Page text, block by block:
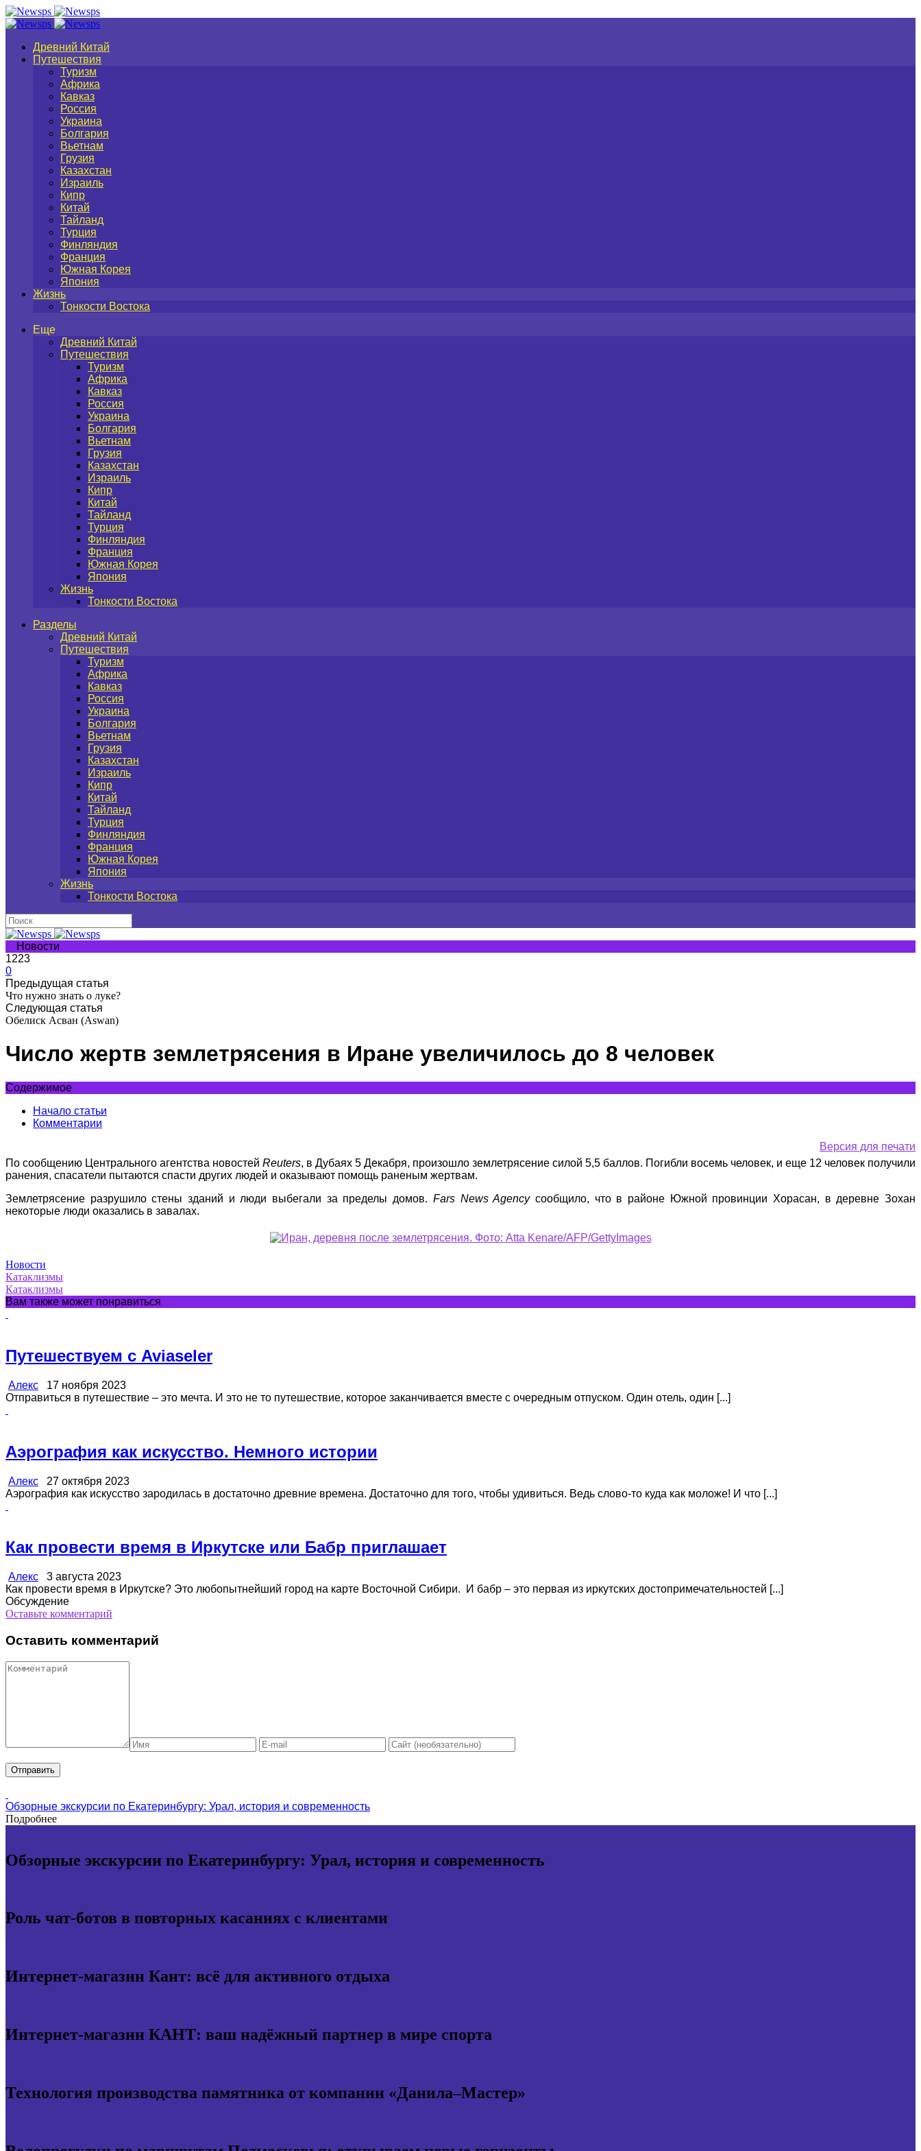
Древний Китай
Путешествия
Туризм
Африка
Кавказ
Россия
Украина
Болгария
Вьетнам
Грузия
Казахстан
Израиль
Кипр
Китай
Тайланд
Турция
Финляндия
Франция
Южная Корея
Япония
Жизнь
Тонкости Востока
Еще
Древний Китай
Путешествия
Туризм
Африка
Кавказ
Россия
Украина
Болгария
Вьетнам
Грузия
Казахстан
Израиль
Кипр
Китай
Тайланд
Турция
Финляндия
Франция
Южная Корея
Япония
Жизнь
Тонкости Востока
Разделы
Древний Китай
Путешествия
Туризм
Африка
Кавказ
Россия
Украина
Болгария
Вьетнам
Грузия
Казахстан
Израиль
Кипр
Китай
Тайланд
Турция
Финляндия
Франция
Южная Корея
Япония
Жизнь
Тонкости Востока
Новости
1223
0
Предыдущая статья
Что нужно знать о луке?
Следующая статья
Обелиск Асван (Aswan)
Число жертв землетрясения в Иране увеличилось до 8 человек
Содержимое
Начало статьи
Комментарии
Версия для печати
По сообщению Центрального агентства новостей Reuters, в Дубаях 5 Декабря, произошло землетрясение силой 5,5 баллов. Погибли восемь человек, и еще 12 человек получили
ранения, спасатели пытаются спасти других людей и оказывают помощь раненым жертвам.
Землетрясение разрушило стены зданий и люди выбегали за пределы домов. Fars News Agencyсообщило, что в районе Южной провинции Хорасан, в деревне Зохан
некоторые люди оказались в завалах.
Новости
Катаклизмы
Катаклизмы
Вам также может понравиться
Путешествуем с Aviaseler
Алекс 17 ноября 2023
Отправиться в путешествие – это мечта. И это не то путешествие, которое заканчивается вместе с очередным отпуском. Один отель, один [...]
Аэрография как искусство. Немного истории
Алекс 27 октября 2023
Аэрография как искусство зародилась в достаточно древние времена. Достаточно для того, чтобы удивиться. Ведь слово-то куда как моложе! И что [...]
Как провести время в Иркутске или Бабр приглашает
Алекс 3 августа 2023
Как провести время в Иркутске? Это любопытнейший город на карте Восточной Сибири. И бабр – это первая из иркутских достопримечательностей [...]
Обсуждение
Оставьте комментарий
Оставить комментарий
Обзорные экскурсии по Екатеринбургу: Урал, история и современность
Подробнее
Обзорные экскурсии по Екатеринбургу: Урал, история и современность
Роль чат-ботов в повторных касаниях с клиентами
Интернет-магазин Кант: всё для активного отдыха
Интернет-магазин КАНТ: ваш надёжный партнер в мире спорта
Технология производства памятника от компании «Данила–Мастер»